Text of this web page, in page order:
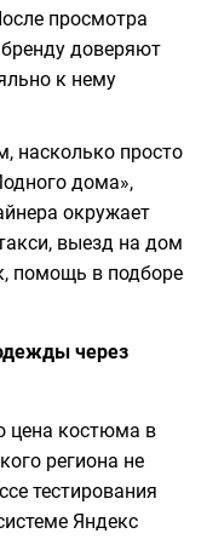
просмотра
доверяют
к нему
насколько просто
дома»,
окружает
выезд на дом
помощь в подборе
через
цена костюма в
региона не
тестирования
Яндекс